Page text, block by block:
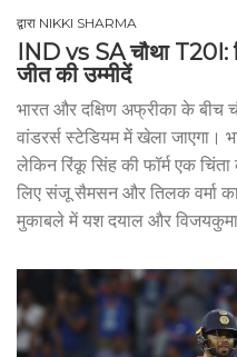
द्वारा NIKKI SHARMA
IND vs SA चौथा T20I:
जीत की उम्मीदें
भारत और दक्षिण अफ्रीका के बीच
वांडरर्स स्टेडियम में खेला जाएगा।
लेकिन रिंकू सिंह की फॉर्म एक
लिए संजू सैमसन और तिलक वर्मा
मुकाबले में यश दयाल और